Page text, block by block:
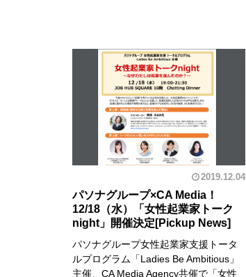
2019.12.04
パソナグループ×CA Media！
12/18（水）「女性起業家トーク
night」開催決定
パソナグループ女性起業家支援トータ
ルプログラム「Ladies Be Ambitious」
主催、CA Media Agency共催で「女性